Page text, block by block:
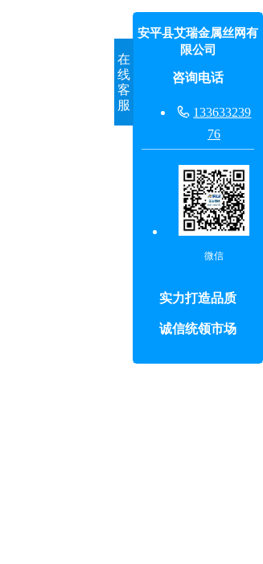
在
线
客
服
安平县艾瑞金属丝网有
限公司
咨询电话
 133633239
76
微信
实力打造品质
诚信统领市场